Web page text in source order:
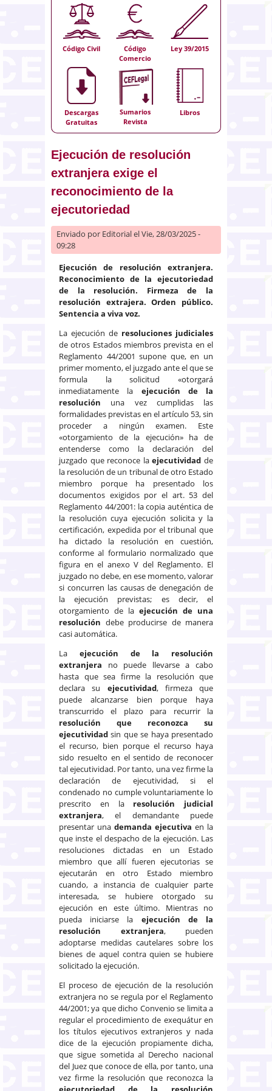
Código Civil
Código
Comercio
Ley 39/2015
Descargas
Gratuitas
Sumarios
Revista
Libros
Ejecución de resolución
extranjera exige el
reconocimiento de la
ejecutoriedad
Enviado por Editorialel Vie, 28/03/2025 -
09:28
Ejecución de resolución extranjera.
Reconocimiento de la ejecutoriedad
de la resolución. Firmeza de la
resolución extrajera. Orden público.
Sentencia a viva voz.
La ejecución de resoluciones judiciales
de otros Estados miembros prevista en el
Reglamento 44/2001 supone que, en un
primer momento, el juzgado ante el que se
formula la solicitud «otorgará
inmediatamente la ejecución de la
resolución una vez cumplidas las
formalidades previstas en el artículo 53, sin
proceder a ningún examen. Este
«otorgamiento de la ejecución» ha de
entenderse como la declaración del
juzgado que reconoce laejecutividad de
la resolución de un tribunal de otro Estado
miembro porque ha presentado los
documentos exigidos por el art. 53 del
Reglamento 44/2001: la copia auténtica de
la resolución cuya ejecución solicita y la
certificación, expedida por el tribunal que
ha dictado la resolución en cuestión,
conforme al formulario normalizado que
figura en el anexo V del Reglamento. El
juzgado no debe, en ese momento, valorar
si concurren las causas de denegación de
la ejecución previstas; es decir, el
otorgamiento de la ejecución de una
resolución debe producirse de manera
casi automática.
La ejecución de la resolución
extranjera no puede llevarse a cabo
hasta que sea firme la resolución que
declara su ejecutividad, firmeza que
puede alcanzarse bien porque haya
transcurrido el plazo para recurrir la
resolución que reconozca su
ejecutividad sin que se haya presentado
el recurso, bien porque el recurso haya
sido resuelto en el sentido de reconocer
tal ejecutividad. Por tanto, una vez firme la
declaración de ejecutividad, si el
condenado no cumple voluntariamente lo
prescrito en la resolución judicial
extranjera, el demandante puede
presentar una demanda ejecutiva en la
que inste el despacho de la ejecución. Las
resoluciones dictadas en un Estado
miembro que allí fueren ejecutorias se
ejecutarán en otro Estado miembro
cuando, a instancia de cualquier parte
interesada, se hubiere otorgado su
ejecución en este último. Mientras no
pueda iniciarse la ejecución de la
resolución extranjera, pueden
adoptarse medidas cautelares sobre los
bienes de aquel contra quien se hubiere
solicitado la ejecución.
El proceso de ejecución de la resolución
extranjera no se regula por el Reglamento
44/2001; ya que dicho Convenio se limita a
regular el procedimiento de exequátur en
los títulos ejecutivos extranjeros y nada
dice de la ejecución propiamente dicha,
que sigue sometida al Derecho nacional
del Juez que conoce de ella, por tanto, una
vez firme la resolución que reconozca la